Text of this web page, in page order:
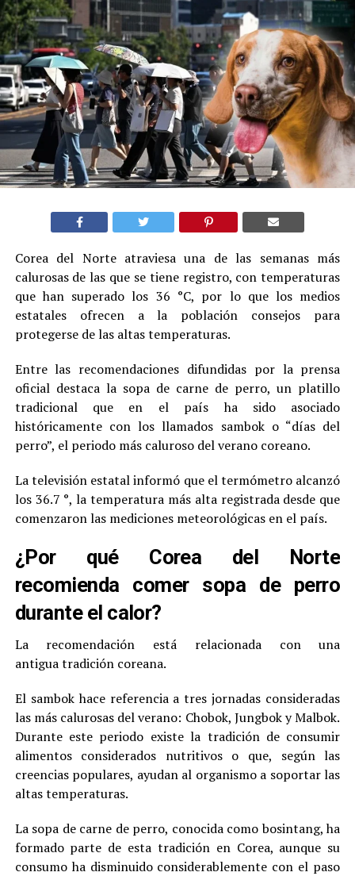
Corea del Norte atraviesa una de las semanas más
calurosas de las que se tiene registro, con temperaturas
que han superado los 36 °C, por lo que los medios
estatales ofrecen a la población consejos para
protegerse de las altas temperaturas.
Entre las recomendaciones difundidas por la prensa
oficial destaca la sopa de carne de perro, un platillo
tradicional que en el país ha sido asociado
históricamente con los llamados sambok o “días del
perro”, el periodo más caluroso del verano coreano.
La televisión estatal informó que el termómetro alcanzó
los 36.7 °, la temperatura más alta registrada desde que
comenzaron las mediciones meteorológicas en el país.
¿Por qué Corea del Norte
recomienda comer sopa de perro
durante el calor?
La recomendación está relacionada con una
antigua tradición coreana.
El sambok hace referencia a tres jornadas consideradas
las más calurosas del verano: Chobok, Jungbok y Malbok.
Durante este periodo existe la tradición de consumir
alimentos considerados nutritivos o que, según las
creencias populares, ayudan al organismo a soportar las
altas temperaturas.
La sopa de carne de perro, conocida como bosintang, ha
formado parte de esta tradición en Corea, aunque su
consumo ha disminuido considerablemente con el paso